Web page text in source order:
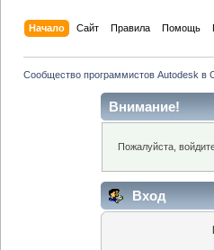
Начало Сайт Правила Помощь
Сообщество программистов Autodesk в
Внимание!
Пожалуйста,
Вход